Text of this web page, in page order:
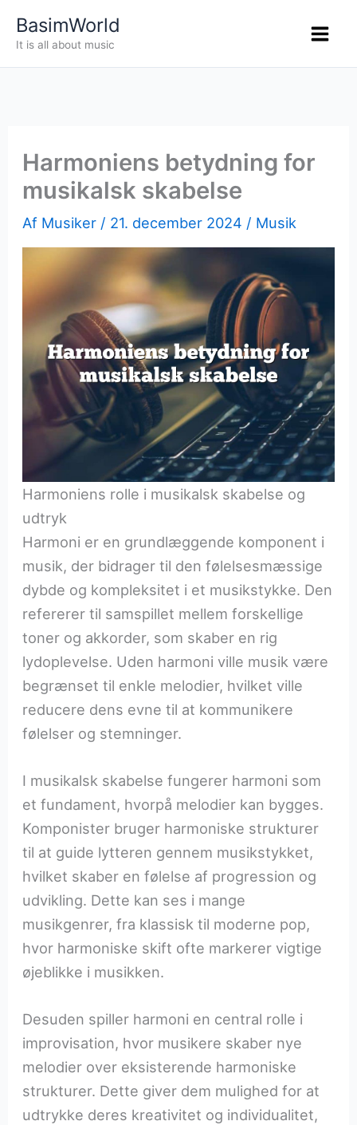
BasimWorld
It is all about music
Harmoniens betydning for
musikalsk skabelse
Af Musiker / 21. december 2024 / Musik
Harmoniens rolle i musikalsk skabelse og
udtryk
Harmoni er en grundlæggende komponent i
musik, der bidrager til den følelsesmæssige
dybde og kompleksitet i et musikstykke. Den
refererer til samspillet mellem forskellige
toner og akkorder, som skaber en rig
lydoplevelse. Uden harmoni ville musik være
begrænset til enkle melodier, hvilket ville
reducere dens evne til at kommunikere
følelser og stemninger.
I musikalsk skabelse fungerer harmoni som
et fundament, hvorpå melodier kan bygges.
Komponister bruger harmoniske strukturer
til at guide lytteren gennem musikstykket,
hvilket skaber en følelse af progression og
udvikling. Dette kan ses i mange
musikgenrer, fra klassisk til moderne pop,
hvor harmoniske skift ofte markerer vigtige
øjeblikke i musikken.
Desuden spiller harmoni en central rolle i
improvisation, hvor musikere skaber nye
melodier over eksisterende harmoniske
strukturer. Dette giver dem mulighed for at
udtrykke deres kreativitet og individualitet,